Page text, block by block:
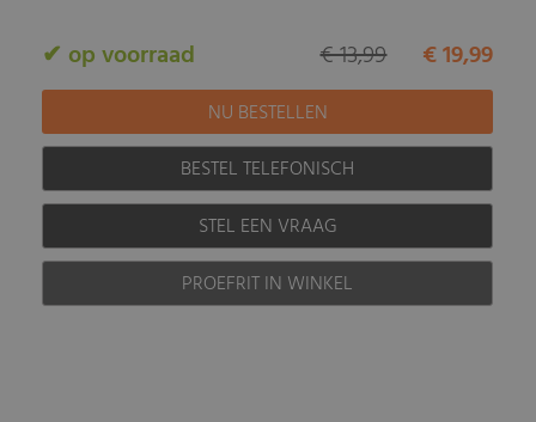
✔ op voorraad € 19,99
€ 13,99
BESTEL TELEFONISCH
STEL EEN VRAAG
PROEFRIT IN WINKEL